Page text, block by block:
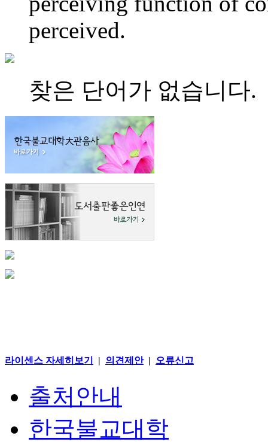
perceived.
찾은 단어가 없습니다.
라이센스 자세히보기 | 의견제안| 오류신고
출처안내
한국불교대학